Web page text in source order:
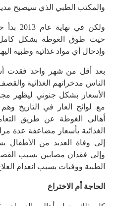
والمكتب الطبي الذي سيصبح
ولكن
حيث طوق الغوطة بشكل كامل
وإدخال أي مواد غذائية وطبية
بعد أقل من شهر واحد فقدت
الناس مدخراتهم الغذائية
الأسعار بشكل جنوني ليظهر
مع لوائح العار في التاريخ
أهالي الغوطة عن طريق
الغذائية بأسعار مضاعفة عدة
إلى وفاة العديد من الأطفال
وإلى فقدان مصابين بسبب
الطبية ووفيات بسبب انعدام
الحاجة أم الاختراع